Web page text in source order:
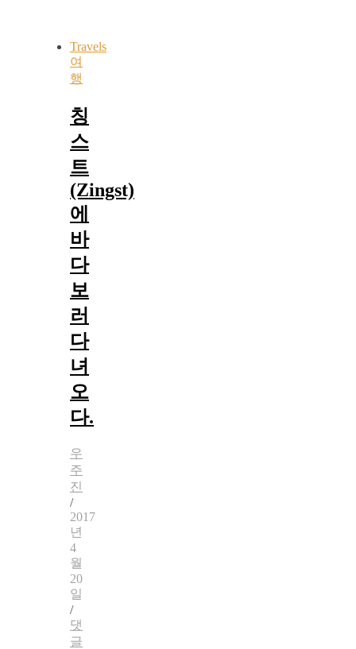
Travels
여
행
칭
스
트
(Zingst)
에
바
다
보
러
다
녀
오
다.
우
주
진
/
2017
년
4
월
20
일
/
댓
글